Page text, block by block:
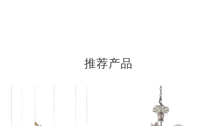
推荐产品